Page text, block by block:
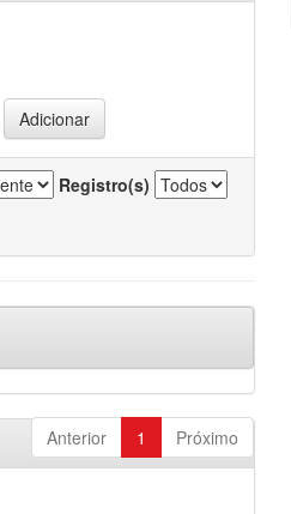
Registro(s)
Anterior 1 Próximo